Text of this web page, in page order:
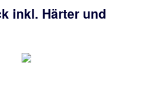
inkl. Härter und